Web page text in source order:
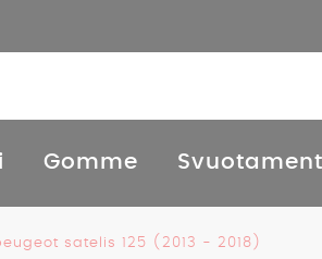
Gomme
satelis 125 (2013 - 2018)